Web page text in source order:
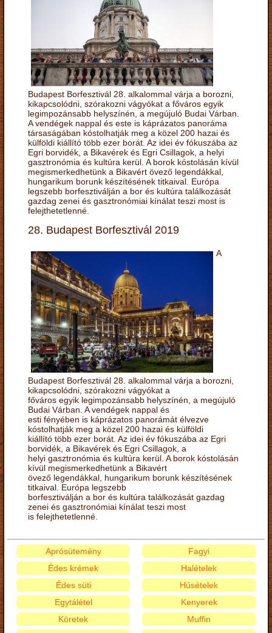
Budapest Borfesztivál 28. alkalommal várja a borozni,
kikapcsolódni, szórakozni vágyókat a főváros egyik
legimpozánsabb helyszínén, a megújuló Budai Várban.
A vendégek nappal és este is káprázatos panoráma
társaságában kóstolhatják meg a közel 200 hazai és
külföldi kiállító több ezer borát. Az idei év fókuszába az
Egri borvidék, a Bikavérek és Egri Csillagok, a helyi
gasztronómia és kultúra kerül. A borok kóstolásán kívül
megismerkedhetünk a Bikavért övező legendákkal,
hungarikum borunk készítésének titkaival. Európa
legszebb borfesztiválján a bor és kultúra találkozását
gazdag zenei és gasztronómiai kínálat teszi most is
felejthetetlenné.
28. Budapest Borfesztivál 2019
A
Budapest Borfesztivál 28. alkalommal várja a borozni,
kikapcsolódni, szórakozni vágyókat a
főváros egyik legimpozánsabb helyszínén, a megújuló
Budai Várban. A vendégek nappal és
esti fényében is káprázatos panorámát élvezve
kóstolhatják meg a közel 200 hazai és külföldi
kiállító több ezer borát. Az idei év fókuszába az Egri
borvidék, a Bikavérek és Egri Csillagok, a
helyi gasztronómia és kultúra kerül. A borok kóstolásán
kívül megismerkedhetünk a Bikavért
övező legendákkal, hungarikum borunk készítésének
titkaival. Európa legszebb
borfesztiválján a bor és kultúra találkozását gazdag
zenei és gasztronómiai kínálat teszi most
is felejthetetlenné.
Aprósütemény
Édes krémek
Édes süti
Egytálétel
Fagyi
Halételek
Húsételek
Kenyerek
Köretek
Muffin